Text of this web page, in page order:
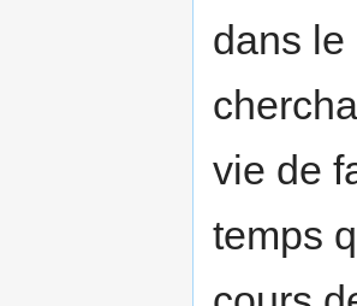
dans le
vie de
temps